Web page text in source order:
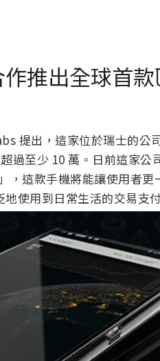
推出全球首
提出，這家位於瑞士的公
過至少 10 萬。日前這家公
這款手機將能讓使用者更
使用到日常生活的交易支